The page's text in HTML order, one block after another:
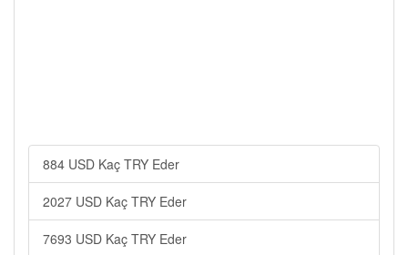
884 USD Kaç TRY Eder
2027 USD Kaç TRY Eder
7693 USD Kaç TRY Eder